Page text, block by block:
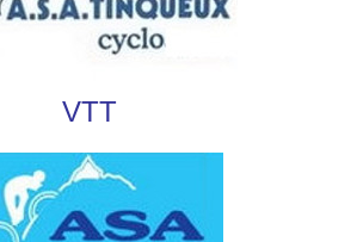
VTT